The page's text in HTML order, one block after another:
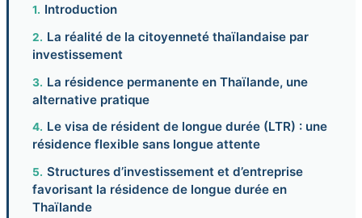
Introduction
La réalité de la citoyenneté thaïlandaise par
investissement
La résidence permanente en Thaïlande, une
alternative pratique
Le visa de résident de longue durée (LTR) : une
résidence flexible sans longue attente
Structures d’investissement et d’entreprise
favorisant la résidence de longue durée en
Thaïlande